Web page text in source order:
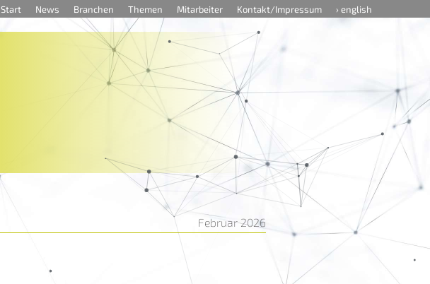
Start News Branchen Themen Mitarbeiter Kontakt/Impressum › english
Februar 2026